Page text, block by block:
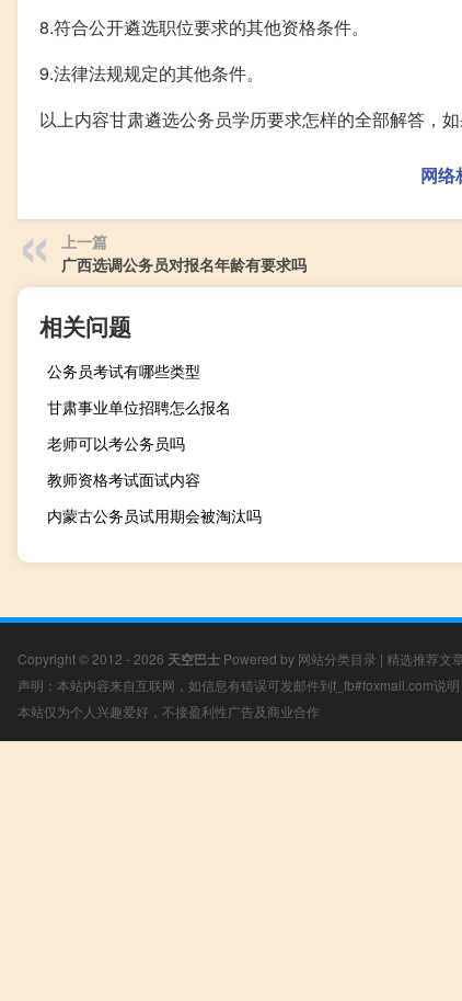
8.符合公开遴选职位要求的其他资格条件。
9.法律法规规定的其他条件。
以上内容甘肃遴选公务员学历要求怎样的全部解答，
网络
上一篇
广西选调公务员对报名年龄有要求吗
相关问题
公务员考试有哪些类型
甘肃事业单位招聘怎么报名
老师可以考公务员吗
教师资格考试面试内容
内蒙古公务员试用期会被淘汰吗
Copyright © 2012 - 2026 天空巴士 Powered by 网站分类目录 | 精选推荐文
声明：本站内容来自互联网，如信息有错误可发邮件到f_fb#foxmail.com说
本站仅为个人兴趣爱好，不接盈利性广告及商业合作